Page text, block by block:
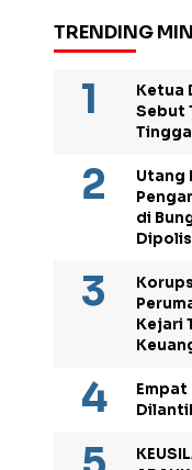
TRENDING
Ketua
Sebut
Utang
di
Kejari
Empat